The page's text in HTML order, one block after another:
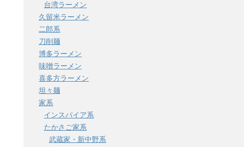
台湾ラーメン
久留米ラーメン
二郎系
刀削麺
博多ラーメン
味噌ラーメン
喜多方ラーメン
坦々麺
家系
インスパイア系
たかさご家系
武蔵家・新中野系